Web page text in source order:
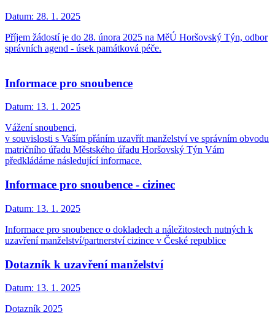
Datum: 28. 1. 2025
Příjem žádostí je do 28. února 2025 na MěÚ Horšovský Týn, odbor
správních agend - úsek památková péče.
Informace pro snoubence
Datum: 13. 1. 2025
Vážení snoubenci,
v souvislosti s Vaším přáním uzavřít manželství ve správním obvodu
matričního úřadu Městského úřadu Horšovský Týn Vám
předkládáme následující informace.
Informace pro snoubence - cizinec
Datum: 13. 1. 2025
Informace pro snoubence o dokladech a náležitostech nutných k
uzavření manželství/partnerství cizince v České republice
Dotazník k uzavření manželství
Datum: 13. 1. 2025
Dotazník 2025